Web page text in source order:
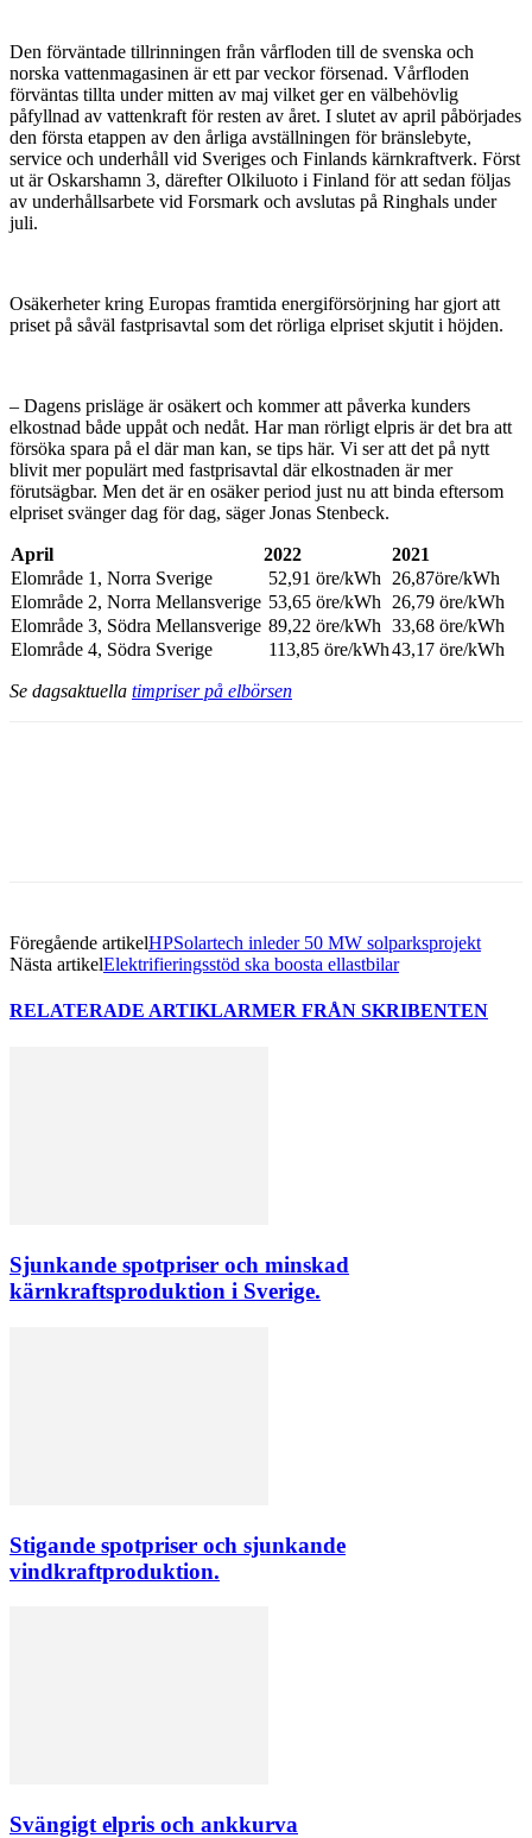
Den förväntade tillrinningen från vårfloden till de svenska och
norska vattenmagasinen är ett par veckor försenad. Vårfloden
förväntas tillta under mitten av maj vilket ger en välbehövlig
påfyllnad av vattenkraft för resten av året. I slutet av april påbörjades
den första etappen av den årliga avställningen för bränslebyte,
service och underhåll vid Sveriges och Finlands kärnkraftverk. Först
ut är Oskarshamn 3, därefter Olkiluoto i Finland för att sedan följas
av underhållsarbete vid Forsmark och avslutas på Ringhals under
juli.
Osäkerheter kring Europas framtida energiförsörjning har gjort att
priset på såväl fastprisavtal som det rörliga elpriset skjutit i höjden.
– Dagens prisläge är osäkert och kommer att påverka kunders
elkostnad både uppåt och nedåt. Har man rörligt elpris är det bra att
försöka spara på el där man kan, se tips här. Vi ser att det på nytt
blivit mer populärt med fastprisavtal där elkostnaden är mer
förutsägbar. Men det är en osäker period just nu att binda eftersom
elpriset svänger dag för dag, säger Jonas Stenbeck.
April 2022
2021
Elområde 1, Norra Sverige
52,91 öre/kWh
26,87öre/kWh
Elområde 2, Norra Mellansverige 53,65 öre/kWh
26,79 öre/kWh
Elområde 3, Södra Mellansverige 89,22 öre/kWh 33,68 öre/kWh
Elområde 4, Södra Sverige
113,85 öre/kWh43,17 öre/kWh
Se dagsaktuella timpriser på elbörsen
Föregående artikelHPSolartech inleder 50 MW solparksprojekt
Nästa artikelElektrifieringsstöd ska boosta ellastbilar
RELATERADE ARTIKLARMER FRÅN SKRIBENTEN
Sjunkande spotpriser och minskad
kärnkraftsproduktion i Sverige.
Stigande spotpriser och sjunkande
vindkraftproduktion.
Svängigt elpris och ankkurva